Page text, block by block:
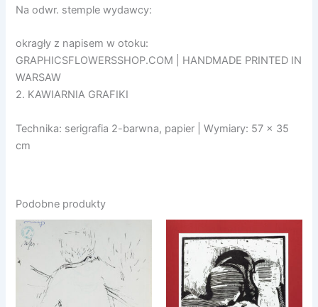
Na odwr. stemple wydawcy:
okragły z napisem w otoku:
GRAPHICSFLOWERSSHOP.COM | HANDMADE PRINTED IN
WARSAW
2. KAWIARNIA GRAFIKI
Technika: serigrafia 2-barwna, papier | Wymiary: 57 x 35
cm
Podobne produkty